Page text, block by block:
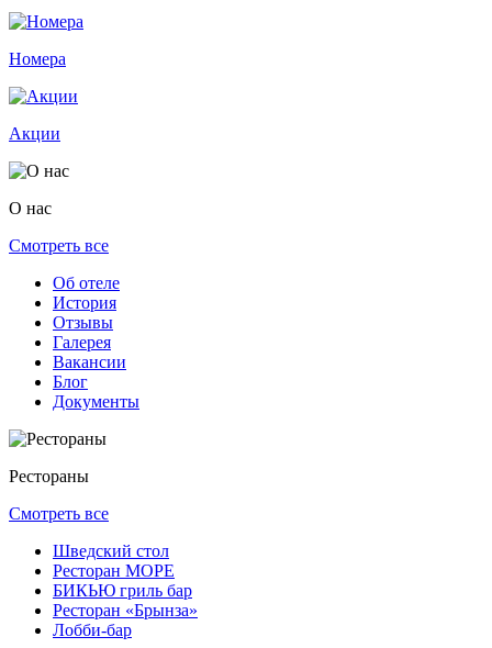
Номера
Акции
О нас
Смотреть все
Об отеле
История
Отзывы
Галерея
Вакансии
Блог
Документы
Рестораны
Смотреть все
Шведский стол
Ресторан МОРЕ
БИКЬЮ гриль бар
Ресторан «Брынза»
Лобби-бар